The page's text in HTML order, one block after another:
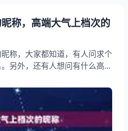
称，高端大气上档次的
称，大家都知道，有人问求个
另外，还有人想问有什么高大
！你知道这是怎么回事？其实
档次？下面就一起来看看高端
能够帮助到大家！ 高端大气
大气的网名。 痛心大肥羊 求
网名，四字以内，一定要高